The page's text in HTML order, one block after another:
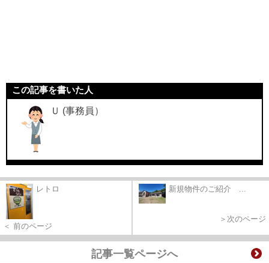
この記事を書いた人
Ｕ (事務員）
レトロ
＜ 前のページ
新規物件のご紹介 ...
＞次のページ
記事一覧ページへ